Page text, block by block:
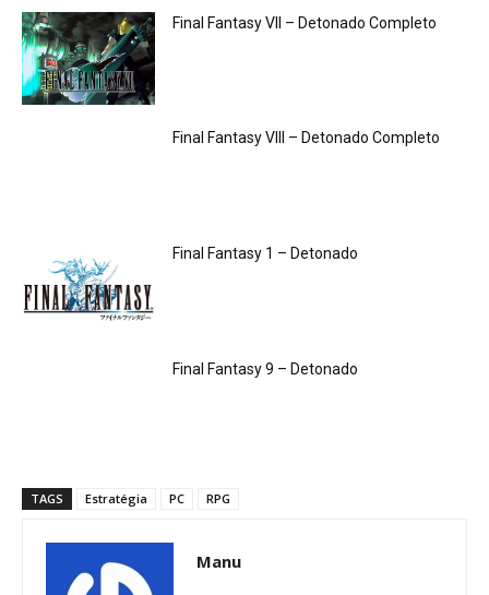
Final Fantasy VII – Detonado Completo
Final Fantasy VIII – Detonado Completo
Final Fantasy 1 – Detonado
Final Fantasy 9 – Detonado
TAGS Estratégia PC RPG
Manu